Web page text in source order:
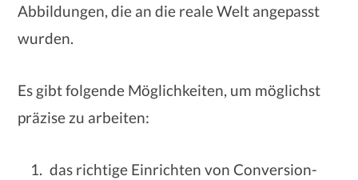
Abbildungen, die an die reale Welt angepasst
wurden.
Es gibt folgende Möglichkeiten, um möglichst
präzise zu arbeiten:
das richtige Einrichten von Conversion-